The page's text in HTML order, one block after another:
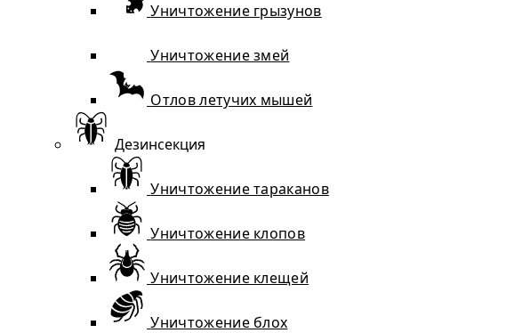
Уничтожение грызунов
Уничтожение змей
Отлов летучих мышей
Дезинсекция
Уничтожение тараканов
Уничтожение клопов
Уничтожение клещей
Уничтожение блох